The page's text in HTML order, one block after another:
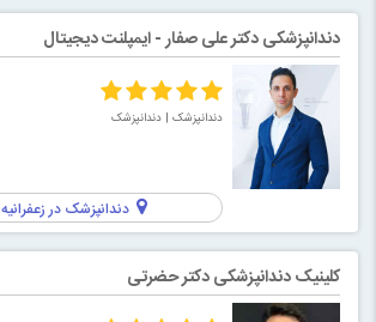
دندانپزشکی دکتر علی صفار - ایمپلنت دیجیتال
دندانپزشک | دندانپزشک
دندانپزشک در زعفرانیه
کلینیک دندانپزشکی دکتر حضرتی